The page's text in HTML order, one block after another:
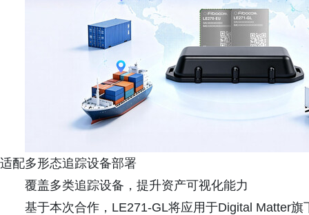
适配多形态追踪设备部署
覆盖多类追踪设备，提升资产可视化能力
基于本次合作，LE271-GL将应用于Digital Matter